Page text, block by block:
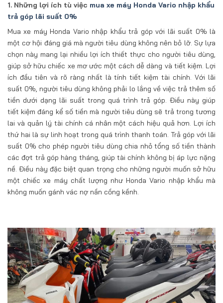
1. Những lợi ích tù việc mua xe máy Honda Vario nhập khẩu
trả góp lãi suất 0%
Mua xe máy Honda Vario nhập khẩu trả góp với lãi suất 0% là
một cơ hội đáng giá mà người tiêu dùng không nên bỏ lỡ. Sự lựa
chọn này mang lại nhiều lợi ích thiết thực cho người tiêu dùng,
giúp sở hữu chiếc xe mơ ước một cách dễ dàng và tiết kiệm. Lợi
ích đầu tiên và rõ ràng nhất là tính tiết kiệm tài chính. Với lãi
suất 0%, người tiêu dùng không phải lo lắng về việc trả thêm số
tiền dưới dạng lãi suất trong quá trình trả góp. Điều này giúp
tiết kiệm đáng kể số tiền mà người tiêu dùng sẽ trả trong tương
lai và quản lý tài chính cá nhân một cách hiệu quả hơn. Lợi ích
thứ hai là sự linh hoạt trong quá trình thanh toán. Trả góp với lãi
suất 0% cho phép người tiêu dùng chia nhỏ tổng số tiền thành
các đợt trả góp hàng tháng, giúp tài chính không bị áp lực nặng
nề. Điều này đặc biệt quan trọng cho những người muốn sở hữu
một chiếc xe máy chất lượng như Honda Vario nhập khẩu mà
không muốn gánh vác nợ nần cồng kềnh.